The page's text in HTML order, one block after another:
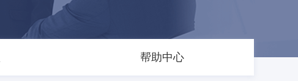
帮助中心